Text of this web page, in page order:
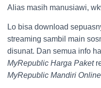
Alias masih manusiawi,
Lo bisa download
streaming sambil main
disunat. Dan semua info
MyRepublic Harga Paket
MyRepublic Mandiri Online